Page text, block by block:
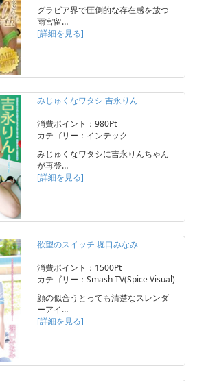
グラビア界で圧倒的な存在感を放つ
雨宮留…
[詳細を見る]
みじゅくなワタシ 吉永りん
消費ポイント：980Pt
カテゴリー：インテック
みじゅくなワタシに吉永りんちゃん
が再登…
[詳細を見る]
欲望のスイッチ 堀口みなみ
消費ポイント：1500Pt
カテゴリー：Smash TV(Spice Visual)
顔の似合うとっても清楚なスレンダ
ーアイ…
[詳細を見る]